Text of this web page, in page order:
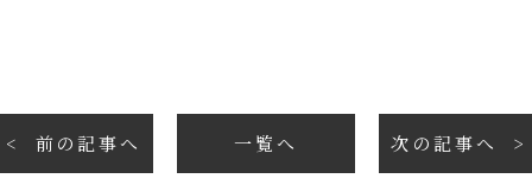
前の記事へ 一覧へ 次の記事へ